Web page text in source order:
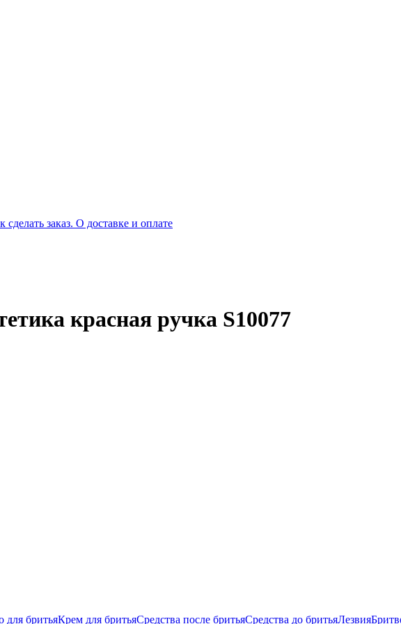
сделать заказ. О доставке и оплате
красная ручка S10077
бритьяКрем для бритьяСредства после бритьяСредства до бритьяЛезвия